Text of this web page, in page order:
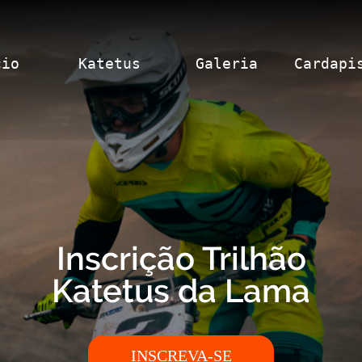
Katetus Galeria
Inscrição Trilhão
Katetus da Lama
INSCREVA-SE